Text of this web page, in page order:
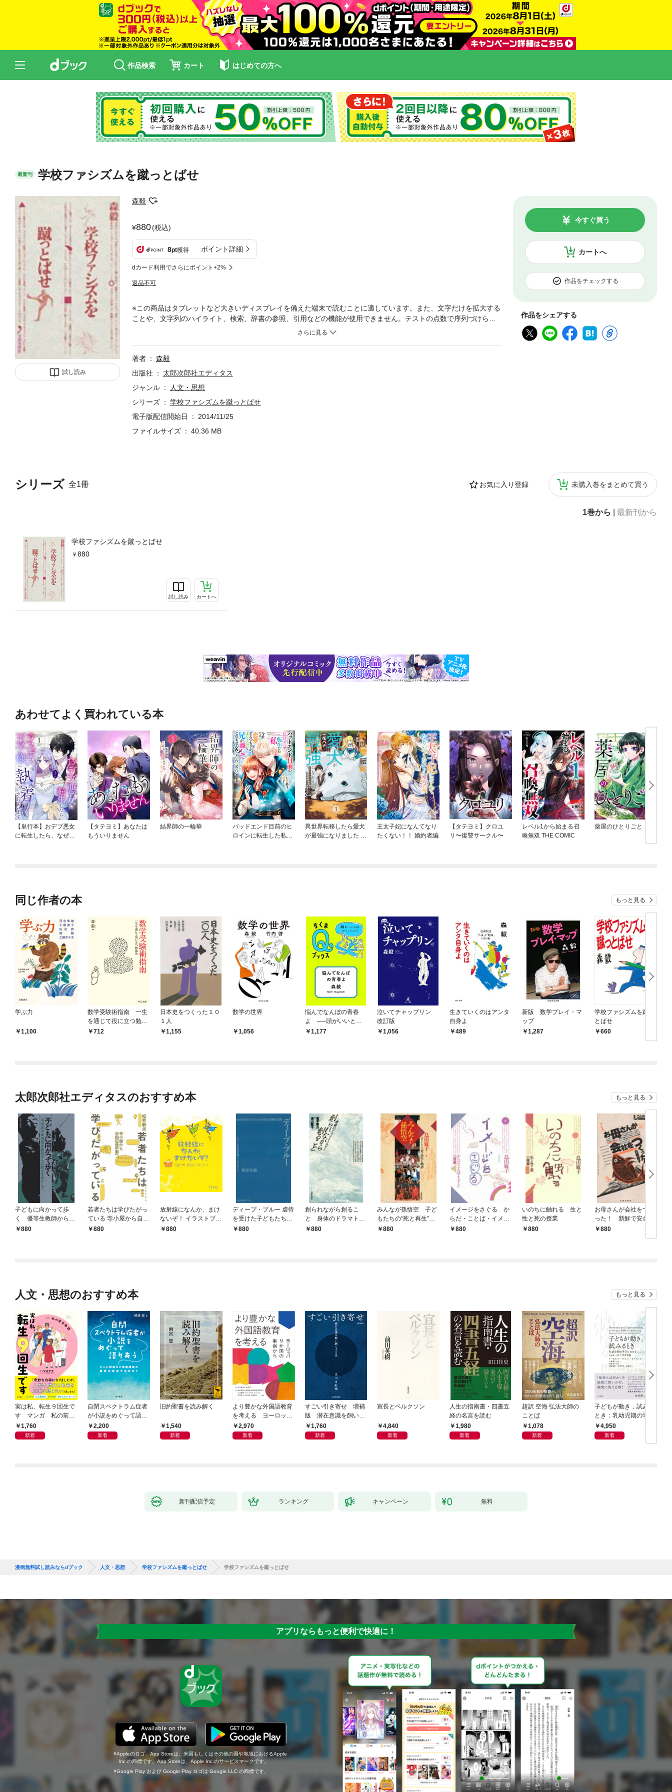
作品検索 カート はじめての方へ
最新刊 学校ファシズムを蹴っとばせ
試し読み
森毅
880(税込)
8pt獲得 ポイント詳細
dカード利用でさらにポイント+2%
返品不可
カートへ
今すぐ買う
作品をチェックする
作品をシェアする
シリーズ 全1冊 お気に入り登録 未購入巻をまとめて買う
1巻から 最新刊から
学校ファシズムを蹴っとばせ
880
試し読み カートへ
※この商品はタブレットなど大きいディスプレイを備えた端末で読むことに適しています。また、文字だけを拡大する
ことや、文字列のハイライト、検索、辞書の参照、引用などの機能が使用できません。テストの点数で序列づけら
れ、髪の毛から服装まで管理される、学校に束ねられた人たちをその呪縛から解き放って、自分流のやり方で学校と
著者
森毅
出版社
太郎次郎社エディタス
ジャンル
人文・思想
シリーズ
学校ファシズムを蹴っとばせ
電子版配信開始日
2014/11/25
ファイルサイズ
40.36 MB
あわせてよく買われている本
【単行本】おデブ悪女
に転生したら、なぜか
【タテヨミ】あなたは
もういりません
結界師の一輪華
バッドエンド目前のヒ
ロインに転生した私、
異世界転移したら愛犬
が最強になりました ～
王太子妃になんてなり
たくない！！ 婚約者編
【タテヨミ】クロユ
リ〜復讐サークル〜
レベル1から始まる召
喚無双 THE COMIC
薬屋のひとりごと
同じ作者の本 もっと見る
学ぶ力
1,100
数学受験術指南 一生
を通じて役に立つ勉強
法712
日本史をつくった１０
１人
1,155
数学の世界
1,056
悩んでなんぼの青春
よ ──頭がいいとは
どういうこと？
1,177
泣いてチャップリン
改訂版
1,056
生きていくのはアンタ
自身よ
489
新版 数学プレイ・マ
ップ
1,287
学校ファシズムを蹴っ
とばせ
660
太郎次郎社エディタスのおすすめ本 もっと見る
子どもに向かって歩
く 優等生教師からの
脱皮をめざして
880
若者たちは学びたがっ
ている 寺小屋から自由
の森学園へ
880
放射線になんか、まけ
ないぞ！ イラストブッ
ク880
ディープ・ブルー 虐待
を受けた子どもたちの
成長と困難の記録 ア
880
創られながら創るこ
と 身体のドラマトゥ
ルギー
880
みんなが孫悟空 子ど
もたちの“死と再生”の
物語880
イメージをさぐる か
らだ・ことば・イメー
ジの授業
880
いのちに触れる 生と
性と死の授業
880
お母さんが会社をつく
った！ 新鮮で安全な
海の幸、届けます
880
人文・思想のおすすめ本 もっと見る
実は私、転生９回生で
す マンガ 私の前世
物語1,760
新着
自閉スペクトラム症者
が小説をめぐって語り
あう2,200
新着
旧約聖書を読み解く
1,540
新着
より豊かな外国語教育
を考える ヨーロッパ
9か国の事例から
2,970
新着
すごい引き寄せ 増補
版 潜在意識を飼い馴
らす方法
1,760
新着
宣長とベルクソン
4,840
新着
人生の指南書・四書五
経の名言を読む
1,980
新着
超訳 空海 弘法大師の
ことば
1,078
新着
子どもが動き，試みる
とき：乳幼児期の学び
におけるドゥルーズ／
ガタリ論
4,950
新着
新刊配信予定 ランキング キャンペーン 無料
漫画無料試し読みならdブック 人文・思想 学校ファシズムを蹴っとばせ 学校ファシズムを蹴っとばせ
アプリならもっと便利で快適に！
Appleのロゴ、App Storeは、米国もしくはその他の国や地域におけるApple
Inc.の商標です。App Storeは、Apple Inc.のサービスマークです。
Google Play および Google Play ロゴは Google LLC の商標です。